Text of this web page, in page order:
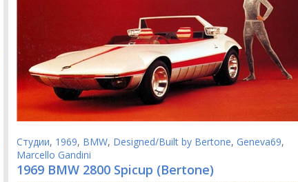
Студии, 1969, BMW, Designed/Built by Bertone, Geneva69,
Marcello Gandini
1969 BMW 2800 Spicup (Bertone)